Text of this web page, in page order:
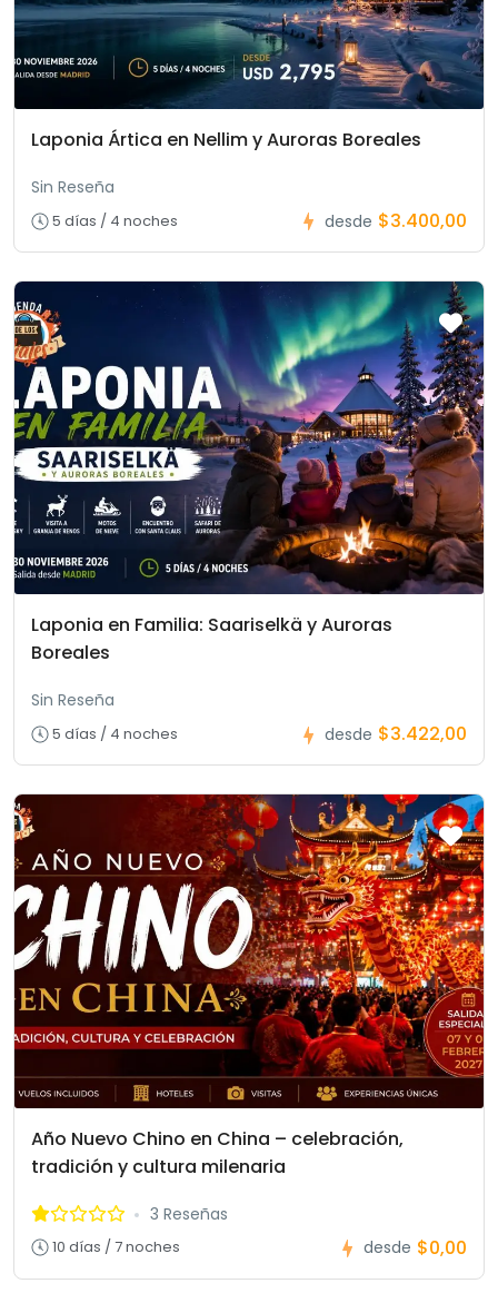
Laponia Ártica en Nellim y Auroras Boreales
Sin Reseña
5 días / 4 noches desde $3.400,00
Laponia en Familia: Saariselkä y Auroras
Boreales
Sin Reseña
5 días / 4 noches desde $3.422,00
Año Nuevo Chino en China – celebración,
tradición y cultura milenaria
3 Reseñas
10 días / 7 noches desde $0,00